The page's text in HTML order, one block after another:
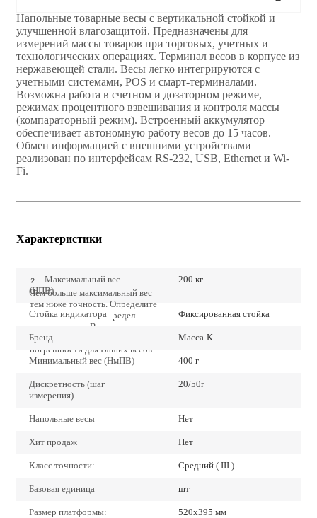
Напольные товарные весы с вертикальной стойкой и
улучшенной влагозащитой. Предназначены для
измерений массы товаров при торговых, учетных и
технологических операциях. Терминал весов в корпусе из
нержавеющей стали. Весы легко интегрируются с
учетными системами, POS и смарт-терминалами.
Возможна работа в счетном и дозаторном режиме,
режимах процентного взвешивания и контроля массы
(компараторный режим). Встроенный аккумулятор
обеспечивает автономную работу весов до 15 часов.
Обмен информацией с внешними устройствами
реализован по интерфейсам RS-232, USB, Ethernet и Wi-
Fi.
Характеристики
?
Чем больше максимальный вес
тем ниже точность. Определите
точно наибольший предел
взвешивания и Вы получите
наиболее низкие значения
погрешности для Ваших весов.
Максимальный вес
(НПВ)
200 кг
Стойка индикатора Фиксированная стойка
Бренд Масса-К
Минимальный вес (НмПВ) 400 г
Дискретность (шаг
измерения)
20/50г
Напольные весы Нет
Хит продаж Нет
Класс точности: Средний ( III )
Базовая единица шт
Размер платформы: 520х395 мм